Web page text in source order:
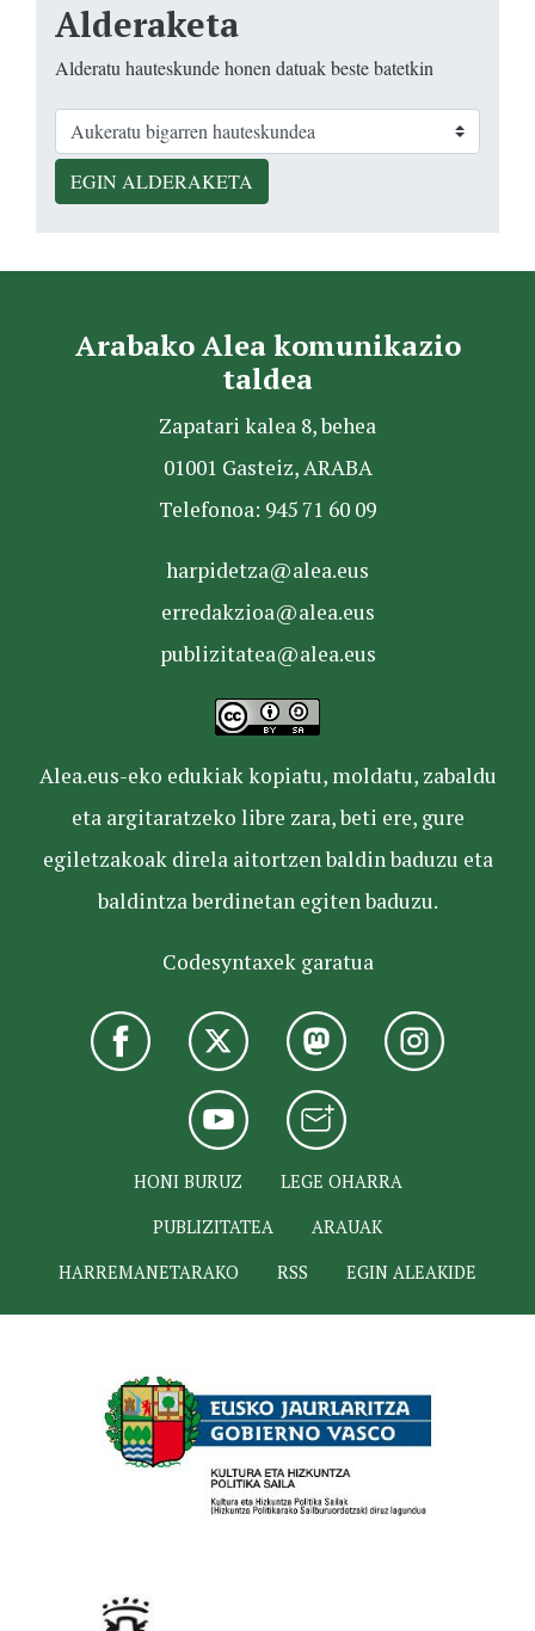
Alderaketa
Alderatu hauteskunde honen datuak beste batetkin
EGIN ALDERAKETA
Arabako Alea komunikazio
taldea
Zapatari kalea 8, behea
01001 Gasteiz, ARABA
Telefonoa: 945 71 60 09
harpidetza@alea.eus
erredakzioa@alea.eus
publizitatea@alea.eus
Alea.eus-eko edukiak kopiatu, moldatu, zabaldu
eta argitaratzeko libre zara, beti ere, gure
egiletzakoak direla aitortzen baldin baduzu eta
baldintza berdinetan egiten baduzu.
Codesyntaxek garatua
HONI BURUZ
LEGE OHARRA
PUBLIZITATEA
ARAUAK
HARREMANETARAKO
RSS EGIN ALEAKIDE